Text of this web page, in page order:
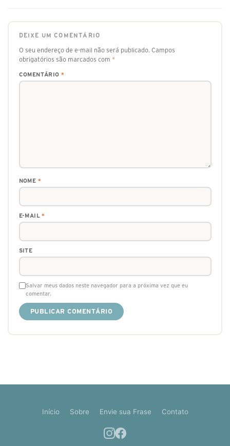
DEIXE UM COMENTÁRIO
O seu endereço de e-mail não será publicado. Campos
obrigatórios são marcados com *
COMENTÁRIO *
NOME *
E-MAIL*
SITE
Salvar meus dados neste navegador para a próxima vez que eu
comentar.
Início Sobre Envie sua Frase Contato